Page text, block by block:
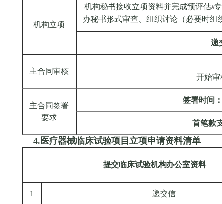
机构立项
机构秘书接收立项资料并完成预评估à
办秘书形式审查、组织讨论（必要时组
递
主合同审核
开始审
主合同签署
要求
签署时间
首笔款
4.医疗器械临床试验项目立项申请资料清单
提交临床试验机构办公室资料
1 递交信